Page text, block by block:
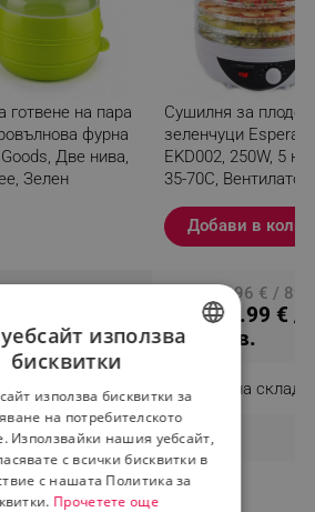
готвене на пара
фурна
Две нива,
Зелен
Сушилня за
зеленчуци
EKD002, 250W, 5
35-70C, Вентилатор,
Добави в
€ / 19.91 лв.
ПЦД: 45.96 € /
31.99 € /
62.57 лв.
бройки Налично на склад
Esperanza
2.14 kg
ROMANIAN
използва
бисквитки
използва бисквитки за
на потребителското
Използвайки нашия уебсайт,
с всички бисквитки в
с нашата Политика за
Прочетете още